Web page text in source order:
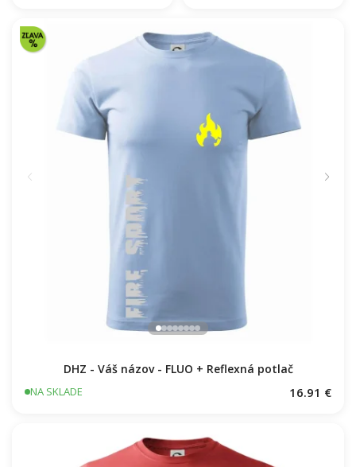
DHZ - Váš názov - FLUO + Reflexná potlač
NA SKLADE 16.91 €